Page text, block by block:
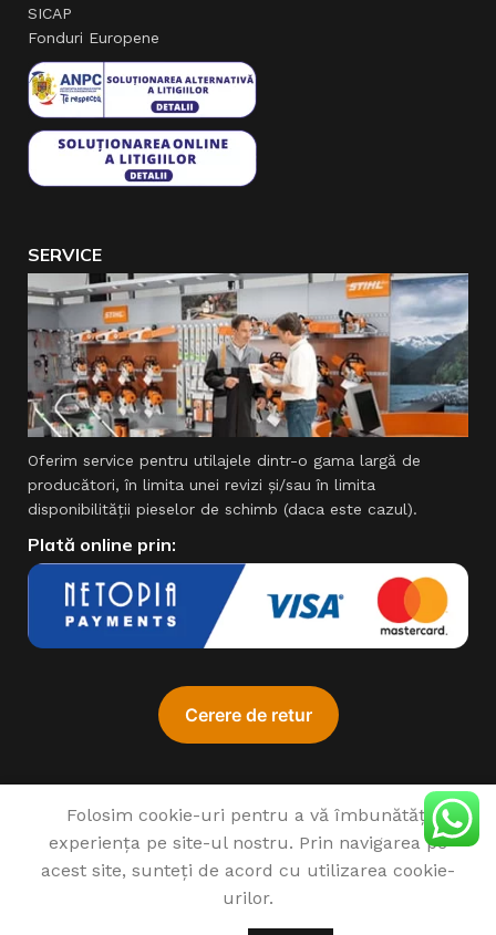
SICAP
Fonduri Europene
SERVICE
Oferim service pentru utilajele dintr-o gama largă de
producători, în limita unei revizi şi/sau în limita
disponibilităţii pieselor de schimb (daca este cazul).
Plată online prin:
1993 - 2022 SIMPROCOM SRL. Made with ♥by201.ro
Folosim cookie-uri pentru a vă îmbunătăți
experiența pe site-ul nostru. Prin navigarea pe
acest site, sunteți de acord cu utilizarea cookie-
urilor.